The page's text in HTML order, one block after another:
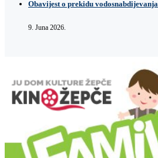
Obavijest o prekidu vodosnabdijevanja
9. Juna 2026.